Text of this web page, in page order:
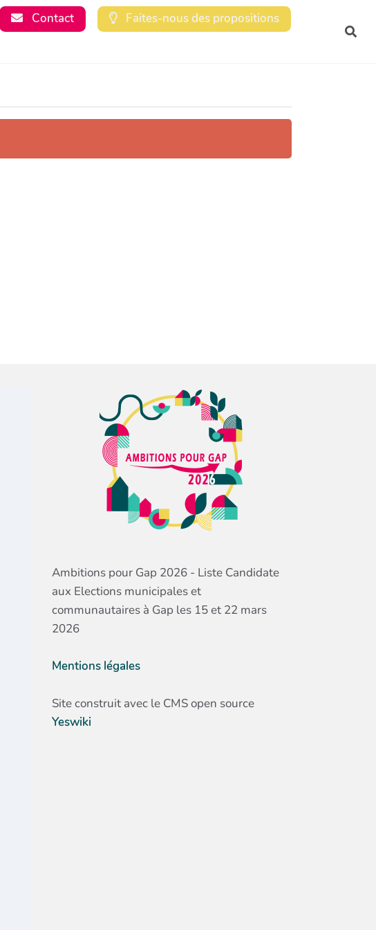
Contact
Faites-nous des propositions
Ambitions pour Gap 2026 - Liste Candidate
aux Elections municipales et
communautaires à Gap les 15 et 22 mars
2026
Mentions légales
Site construit avec le CMS open source
Yeswiki